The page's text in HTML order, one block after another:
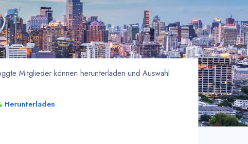
Mitglieder können herunterladen und Auswahl
Herunterladen